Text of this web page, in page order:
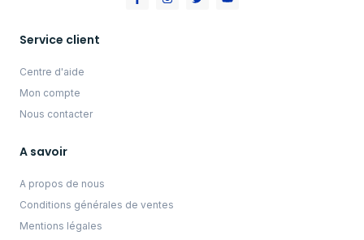
Service client
Centre d'aide
Mon compte
Nous contacter
A savoir
A propos de nous
Conditions générales de ventes
Mentions légales